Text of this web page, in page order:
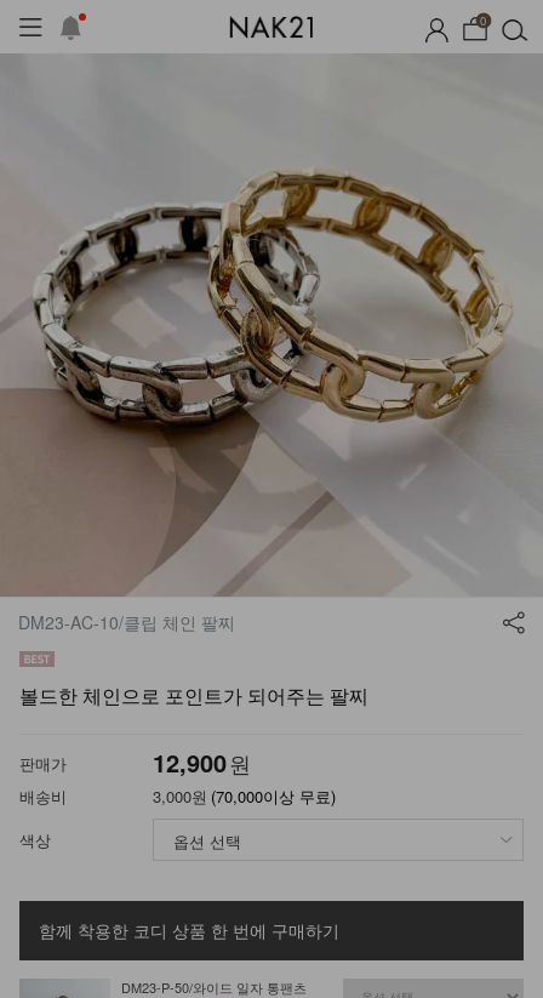
0
여름 잠옷 장마템 기획전
DM23-AC-10/클립 체인 팔찌
볼드한 체인으로 포인트가 되어주는 팔찌
판매가 12,900원
배송비 3,000원 (70,000이상 무료)
색상
함께 착용한 코디 상품 한 번에 구매하기
DM23-P-50/와이드 일자 통팬츠